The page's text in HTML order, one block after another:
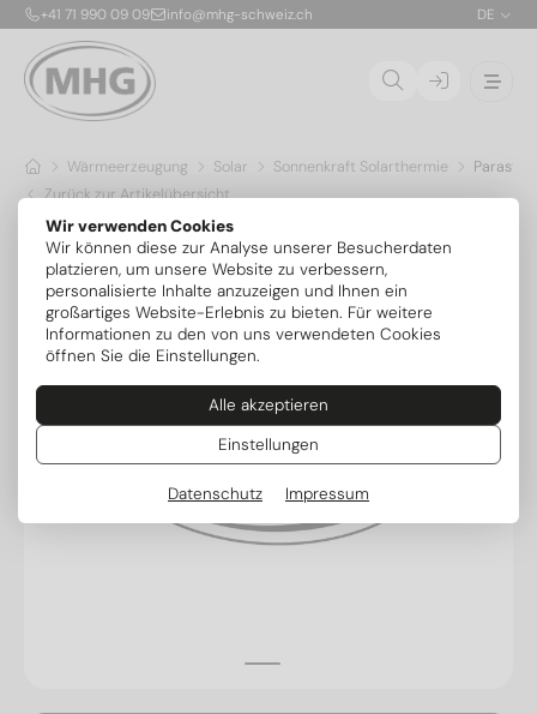
Wir verwenden Cookies
Wir können diese zur Analyse unserer Besucherdaten
platzieren, um unsere Website zu verbessern,
personalisierte Inhalte anzuzeigen und Ihnen ein
großartiges Website-Erlebnis zu bieten. Für weitere
Informationen zu den von uns verwendeten Cookies
öffnen Sie die Einstellungen.
Alle akzeptieren
Einstellungen
Datenschutz Impressum
+41 71 990 09 09 info@mhg-schweiz.ch DE
Wärmeerzeugung Solar Sonnenkraft Solarthermie
Parast
Zurück zur Artikelübersicht